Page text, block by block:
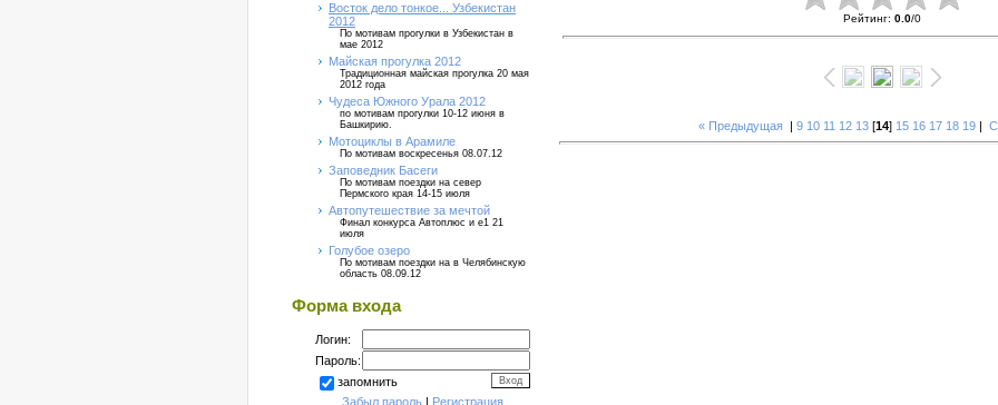
Восток дело тонкое... Узбекистан
2012
По мотивам прогулки в Узбекистан в
мае 2012
Майская прогулка 2012
Традиционная майская прогулка 20 мая
2012 года
Чудеса Южного Урала 2012
по мотивам прогулки 10-12 июня в
Башкирию.
Мотоциклы в Арамиле
По мотивам воскресенья 08.07.12
Заповедник Басеги
По мотивам поездки на север
Пермского края 14-15 июля
Автопутешествие за мечтой
Финал конкурса Автоплюс и е1 21
июля
Голубое озеро
По мотивам поездки на в Челябинскую
область 08.09.12
Форма входа
Логин:
Пароль:
запомнить
Забыл пароль | Регистрация
Рейтинг: 0.0/0
« Предыдущая| 9 10 11 12 13[14] 15 16 17 18 19|